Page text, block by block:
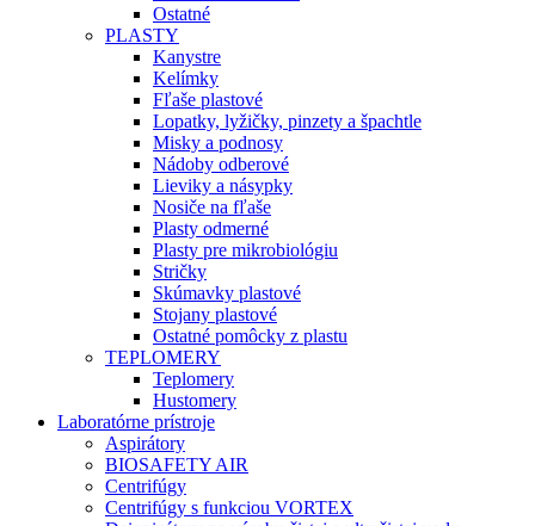
Ostatné
PLASTY
Kanystre
Kelímky
Fľaše plastové
Lopatky, lyžičky, pinzety a špachtle
Misky a podnosy
Nádoby odberové
Lieviky a násypky
Nosiče na fľaše
Plasty odmerné
Plasty pre mikrobiológiu
Stričky
Skúmavky plastové
Stojany plastové
Ostatné pomôcky z plastu
TEPLOMERY
Teplomery
Hustomery
Laboratórne prístroje
Aspirátory
BIOSAFETY AIR
Centrifúgy
Centrifúgy s funkciou VORTEX